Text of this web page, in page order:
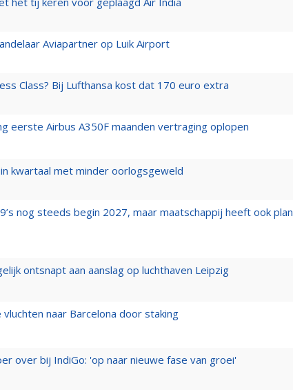
Aviapartner op Luik Airport
Class? Bij Lufthansa kost dat 170 euro extra
eerste Airbus A350F maanden vertraging oplopen
kwartaal met minder oorlogsgeweld
nog steeds begin 2027, maar maatschappij heeft ook plan
ontsnapt aan aanslag op luchthaven Leipzig
naar Barcelona door staking
over bij IndiGo: 'op naar nieuwe fase van groei'